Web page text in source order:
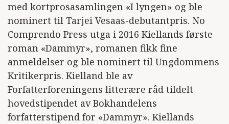
med kortprosasamlingen «I lyngen» og ble
nominert til Tarjei Vesaas-debutantpris. No
Comprendo Press utga i 2016 Kiellands første
roman «Dammyr», romanen fikk fine
anmeldelser og ble nominert til Ungdommens
Kritikerpris. Kielland ble av
Forfatterforeningens litterære råd tildelt
hovedstipendet av Bokhandelens
forfatterstipend for «Dammyr». Kiellands